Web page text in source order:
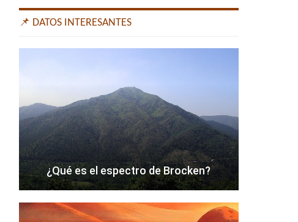
📌 DATOS INTERESANTES
¿Qué es el espectro de Brocken?